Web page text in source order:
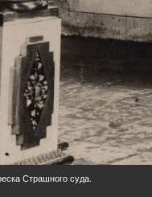
Страшного суда.